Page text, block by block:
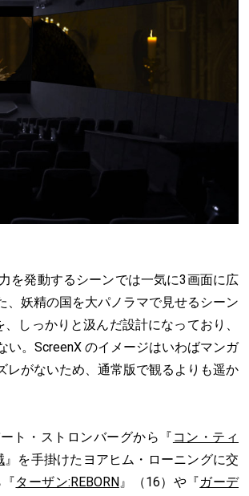
を発動するシーンでは一気に3画面に広
妖精の国を大パノラマで見せるシーン
しっかりと汲んだ設計になっており、
。ScreenX のイメージはいわばマンガ
レがないため、通常版で観るよりも遥か
ト・ストロンバーグから『 コン・ティ
』を手掛けたヨアヒム・ローニングに交
ターザン:REBORN 』（16）や『ガーデ